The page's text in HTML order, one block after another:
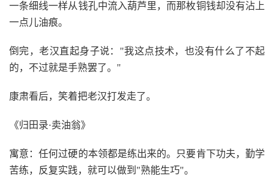
一条细线一样从钱孔中流入葫芦里，而那枚铜钱却没有沾上
一点儿油痕。
倒完，老汉直起身子说："我这点技术，也没有什么了不起
的，不过就是手熟罢了。"
康肃看后，笑着把老汉打发走了。
《归田录·卖油翁》
寓意：任何过硬的本领都是练出来的。只要肯下功夫，勤学
苦练，反复实践，就可以做到"熟能生巧"。